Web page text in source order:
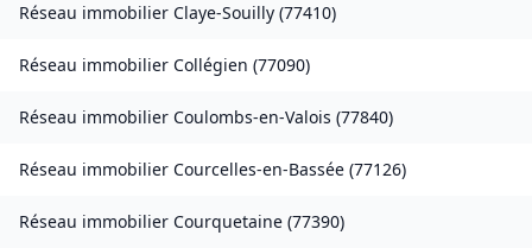
Réseau immobilier Claye-Souilly (77410)
Réseau immobilier Collégien (77090)
Réseau immobilier Coulombs-en-Valois (77840)
Réseau immobilier Courcelles-en-Bassée (77126)
Réseau immobilier Courquetaine (77390)